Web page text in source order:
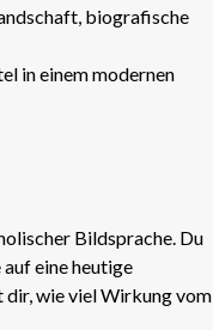
biografische
in einem modernen
Bildsprache. Du
eine heutige
dir, wie viel Wirkung vom